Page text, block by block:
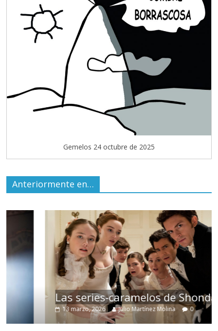
Gemelos 24 octubre de 2025
Anteriormente en…
Las series-caramelos de Shondaland
13 marzo, 2026 Julio Martínez Molina 0